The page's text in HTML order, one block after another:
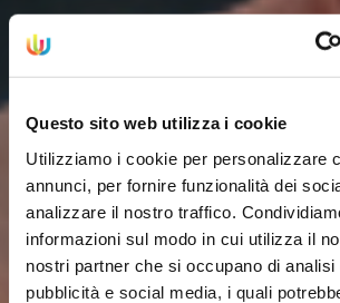
Questo sito web utilizza i cookie
Utilizziamo i cookie per personalizzare
annunci, per fornire funzionalità dei
analizzare il nostro traffico.
informazioni sul modo in cui utilizza il
nostri partner che si occupano di analisi
pubblicità e social media, i quali